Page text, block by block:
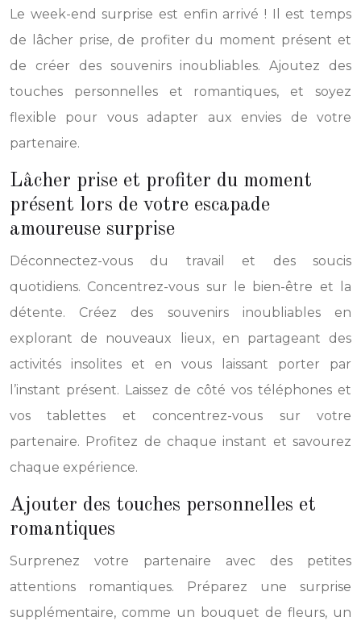
Le week-end surprise est enfin arrivé ! Il est temps
de lâcher prise, de profiter du moment présent et
de créer des souvenirs inoubliables. Ajoutez des
touches personnelles et romantiques, et soyez
flexible pour vous adapter aux envies de votre
partenaire.
Lâcher prise et profiter du moment
présent lors de votre escapade
amoureuse surprise
Déconnectez-vous du travail et des soucis
quotidiens. Concentrez-vous sur le bien-être et la
détente. Créez des souvenirs inoubliables en
explorant de nouveaux lieux, en partageant des
activités insolites et en vous laissant porter par
l’instant présent. Laissez de côté vos téléphones et
vos tablettes et concentrez-vous sur votre
partenaire. Profitez de chaque instant et savourez
chaque expérience.
Ajouter des touches personnelles et
romantiques
Surprenez votre partenaire avec des petites
attentions romantiques. Préparez une surprise
supplémentaire, comme un bouquet de fleurs, un